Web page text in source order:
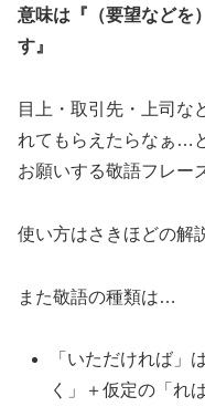
意味は『（要望などを
す』
目上・取引先・上司な
れてもらえたらなぁ…
お願いする敬語フレー
使い方はさきほどの解
また敬語の種類は…
「いただければ」
く」＋仮定の「れば